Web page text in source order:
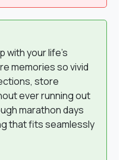
with your life's
memories so vivid
store
ever running out
marathon days
that fits seamlessly